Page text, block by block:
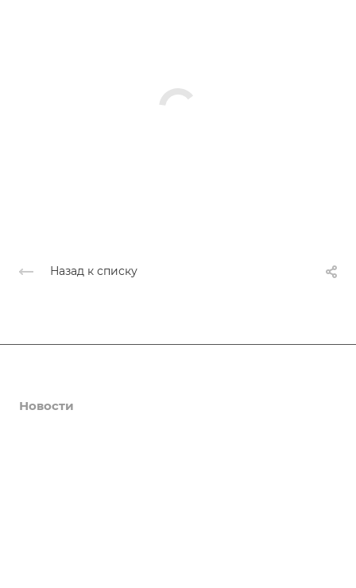
Назад к списку
Новости